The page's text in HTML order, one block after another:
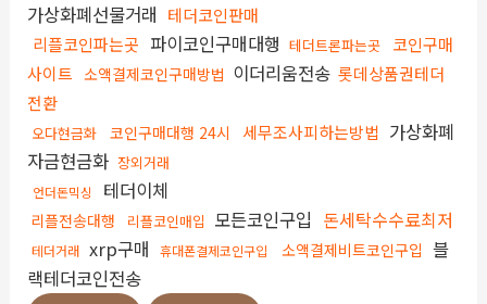
가상화폐선물거래 테더코인판매
리플코인파는곳 파이코인구매대행 테더트론파는곳
코인구매
사이트 소액결제코인구매방법 이더리움전송 롯데상품권테더
전환
오다현금화 코인구매대행 24시 세무조사피하는방법 가상화폐
자금현금화 장외거래
언더돈믹싱 테더이체
리플전송대행 리플코인매입 모든코인구입 돈세탁수수료최저
테더거래 xrp구매 휴대폰결제코인구입 소액결제비트코인구입 블
랙테더코인전송